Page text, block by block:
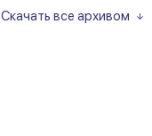
Скачать все архивом